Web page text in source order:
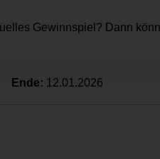
Gewinnspiel? Dann
Ende: 12.01.2026